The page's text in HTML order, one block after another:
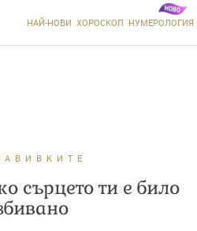
НАЙ-НОВИ ХОРОСКОП НУМЕРОЛОГИЯ
сърцето ти е било